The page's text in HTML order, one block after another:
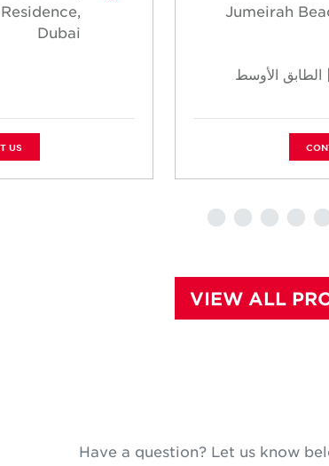
Jumeirah
الأوسط
Dubai
US
VIEW ALL
Have a question? Let us know